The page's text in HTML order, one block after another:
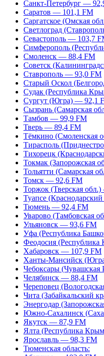
Санкт-Петербург —
Саратов — 101,1 FM
Саргатское (Омская
Светлоград
Севастополь — 103,7
Симферополь
Смоленск — 88,4 FM
Советск
Ставрополь — 93,0 FM
Старый Оскол
Судак (Республика
Сургут (Югра) — 92,1
Сызрань (Самарская
Тамбов — 99,9 FM
Тверь — 89,4 FM
Тёмкино (Смоленская
Тирасполь
Тихорецк
Токмак (Запорожская
Тольятти (Самарская
Томск — 92,6 FM
Торжок (Тверская
Туапсе
Тюмень — 92,4 FM
Уварово (Тамбовская
Ульяновск — 93,6 FM
Уфа (Республика
Феодосия
Хабаровск — 107,9 FM
Ханты-Мансийск
Чебоксары
Челябинск — 88,4 FM
Череповец
Чита (Забайкальский
Энергодар
Южно-Сахалинск
Якутск — 87,9 FM
Ялта (Республика
Ярославль — 98,3 FM
Тюменская область: